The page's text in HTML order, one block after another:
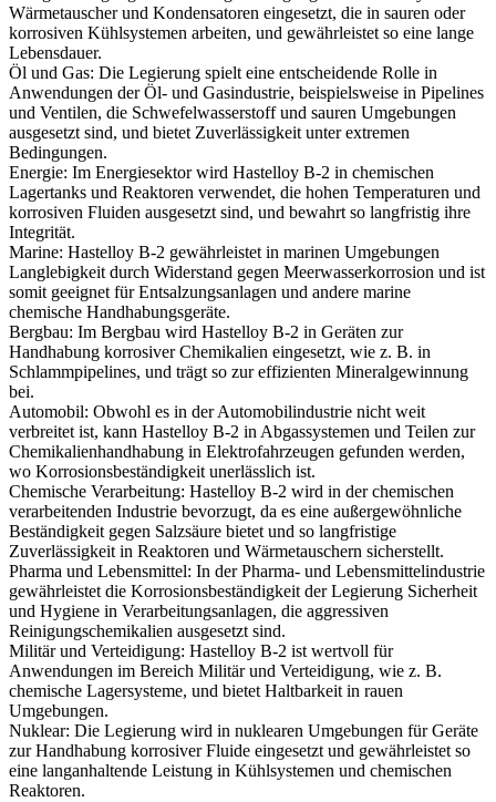
Wärmetauscher und Kondensatoren eingesetzt, die in sauren oder
korrosiven Kühlsystemen arbeiten, und gewährleistet so eine lange
Lebensdauer.
Öl und Gas: Die Legierung spielt eine entscheidende Rolle in
Anwendungen derÖl- und Gasindustrie, beispielsweise in Pipelines
und Ventilen, die Schwefelwasserstoff und sauren Umgebungen
ausgesetzt sind, und bietet Zuverlässigkeit unter extremen
Bedingungen.
Energie: Im Energiesektorwird Hastelloy B-2 in chemischen
Lagertanks und Reaktoren verwendet, die hohen Temperaturen und
korrosiven Fluiden ausgesetzt sind, und bewahrt so langfristig ihre
Integrität.
Marine: Hastelloy B-2 gewährleistet in marinen Umgebungen
Langlebigkeit durch Widerstand gegen Meerwasserkorrosion und ist
somit geeignet für Entsalzungsanlagen und andere marine
chemische Handhabungsgeräte.
Bergbau: Im Bergbau wird Hastelloy B-2 in Geräten zur
Handhabung korrosiver Chemikalien eingesetzt, wie z. B. in
Schlammpipelines, und trägt so zur effizienten Mineralgewinnung
bei.
Automobil: Obwohl es in derAutomobilindustrie nicht weit
verbreitet ist, kann Hastelloy B-2 in Abgassystemen und Teilen zur
Chemikalienhandhabung in Elektrofahrzeugen gefunden werden,
wo Korrosionsbeständigkeit unerlässlich ist.
Chemische Verarbeitung: Hastelloy B-2 wird in derchemischen
verarbeitenden Industrie bevorzugt, da es eine außergewöhnliche
Beständigkeit gegen Salzsäure bietet und so langfristige
Zuverlässigkeit in Reaktoren und Wärmetauschern sicherstellt.
Pharma und Lebensmittel: In derPharma- und Lebensmittelindustrie
gewährleistet die Korrosionsbeständigkeit der Legierung Sicherheit
und Hygiene in Verarbeitungsanlagen, die aggressiven
Reinigungschemikalien ausgesetzt sind.
Militär und Verteidigung: Hastelloy B-2 ist wertvoll für
Anwendungen im Bereich Militär und Verteidigung, wie z. B.
chemische Lagersysteme, und bietet Haltbarkeit in rauen
Umgebungen.
Nuklear: Die Legierung wird in nuklearen Umgebungen für Geräte
zur Handhabung korrosiver Fluide eingesetzt und gewährleistet so
eine langanhaltende Leistung in Kühlsystemen und chemischen
Reaktoren.